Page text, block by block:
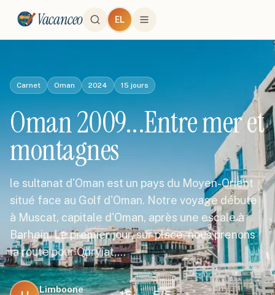
Vacanceo EL
Carnet Oman 2024 15 jours
Oman 2009...Entre mer et
montagnes
le sultanat d'Oman est un pays du Moyen-Orient
situé face au Golf d'Oman. Notre voyage débute
à Muscat, capitale d'Oman, après une escale à
Barhein. Le premier jour, sur place, nous prenons
la route pour Quryiat,…
Limboone